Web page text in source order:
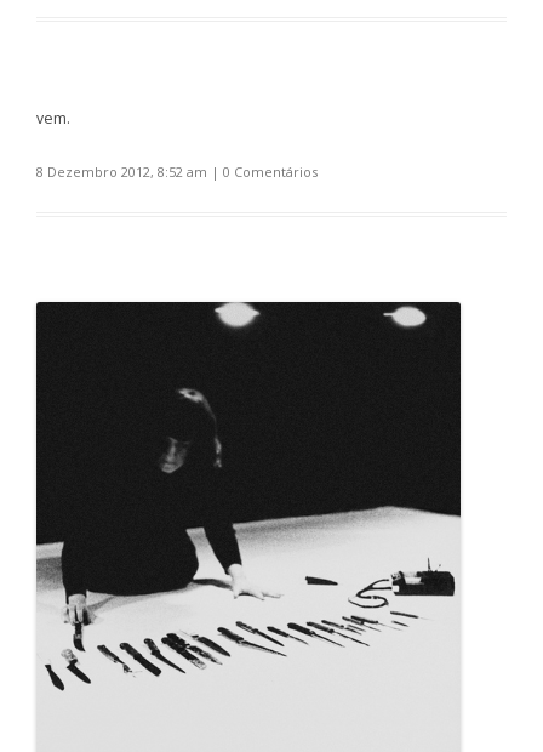
vem.
8 Dezembro 2012, 8:52 am | 0 Comentários